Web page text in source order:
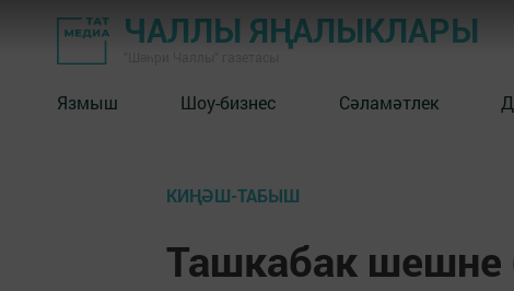
ЧАЛЛЫ ЯҢАЛЫКЛАРЫ
Язмыш Шоу-бизнес Сәламәтлек
КИҢӘШ-ТАБЫШ
Ташкабак шешне